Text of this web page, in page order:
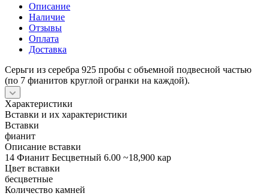
Описание
Наличие
Отзывы
Оплата
Доставка
Серьги из серебра 925 пробы с объемной подвесной частью
(по 7 фианитов круглой огранки на каждой).
Характеристики
Вставки и их характеристики
Вставки
фианит
Описание вставки
14 Фианит Бесцветный 6.00 ~18,900 кар
Цвет вставки
бесцветные
Количество камней